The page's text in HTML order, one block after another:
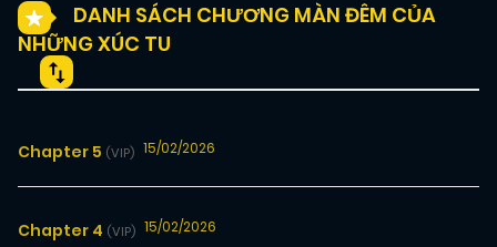
DANH SÁCH CHƯƠNG MÀN ĐÊM CỦA
NHỮNG XÚC TU
Chapter 5 (VIP) 15/02/2026
Chapter 4 (VIP) 15/02/2026